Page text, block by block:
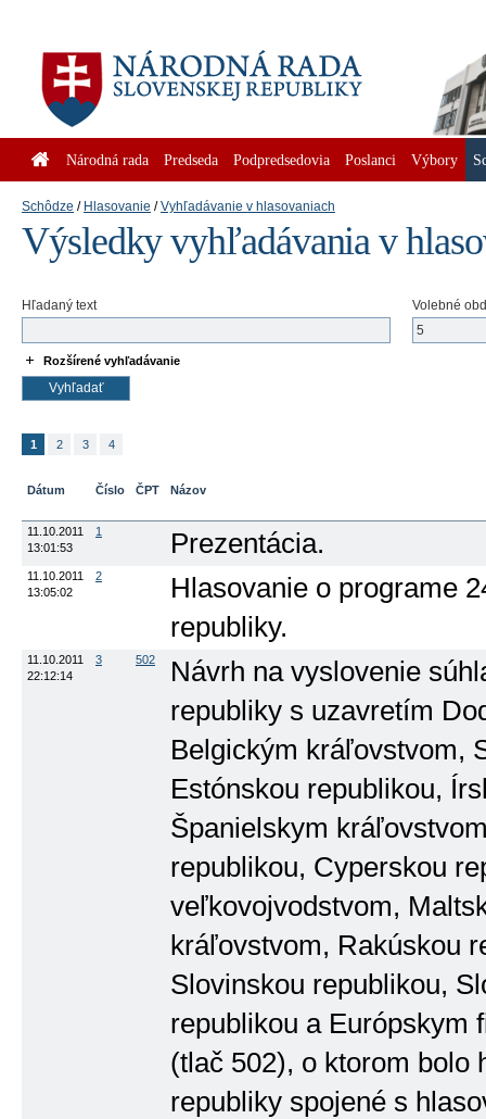
Národná rada Predseda Podpredsedovia Poslanci Výbory
Schôdze Hlasovanie Vyhľadávanie v hlasovaniach
Výsledky vyhľadávania v
Hľadaný text Volebné
Rozšírené vyhľadávanie
1 2 3 4
Dátum Číslo ČPT Názov
11.10.2011
13:01:53
1 Prezentácia.
11.10.2011
13:05:02
2
Hlasovanie o programe
republiky.
11.10.2011
22:12:14
3 502
Návrh na vyslovenie
republiky s uzavretím
Belgickým kráľovstvom,
Estónskou republikou,
Španielskym
republikou, Cyperskou
veľkovojvodstvom,
kráľovstvom, Rakúskou
Slovinskou republikou,
republikou a Európskym
(tlač 502), o ktorom bolo
republiky spojené s